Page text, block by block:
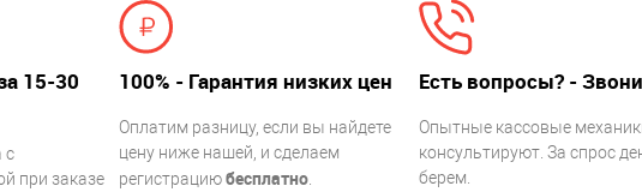
15-30
с
при заказе
100% - Гарантия низких цен
Оплатим разницу, если вы найдете
цену ниже нашей, и сделаем
регистрациюбесплатно.
Есть вопросы? -
Опытные кассовые
консультируют. За спрос
берем.